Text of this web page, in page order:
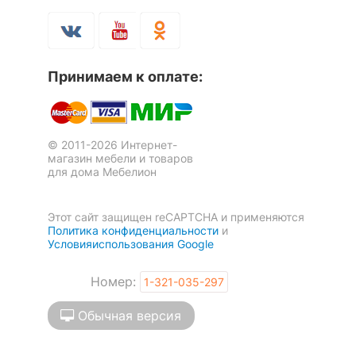
Принимаем к оплате:
© 2011-2026 Интернет-
магазин мебели и товаров
для дома Мебелион
Этот сайт защищен reCAPTCHA и применяются
Политика конфиденциальности и
Условияиспользования Google
Номер: 1-321-035-297
Обычная версия